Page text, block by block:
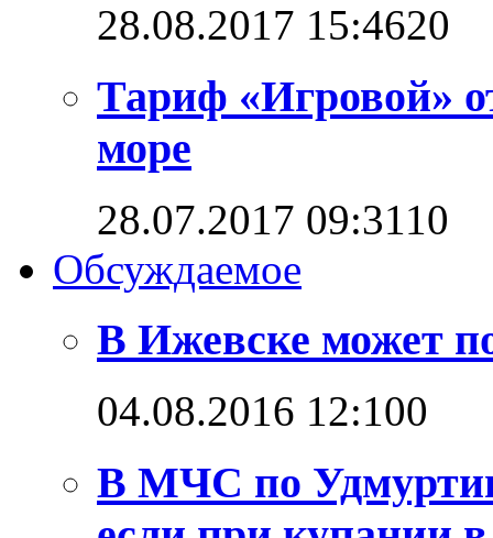
28.08.2017 15:4620
Тариф «Игровой»
море
28.07.2017 09:3110
Обсуждаемое
В Ижевске может
04.08.2016 12:100
В МЧС по